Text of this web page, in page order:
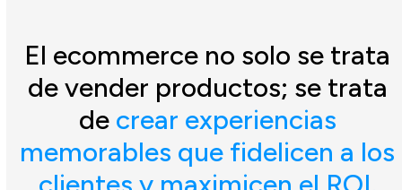
El ecommerce no solo se trata
de vender productos; se trata
de crear experiencias
memorables que fidelicen a los